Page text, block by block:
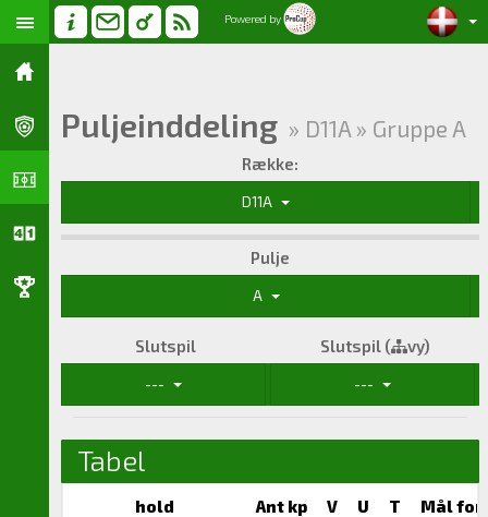
Powered by
Puljeinddeling » D11A » Gruppe A
Række:
D11A
Pulje
A
Slutspil Slutspil ( vy)
--- ---
Tabel
hold Ant kp V U T Mål